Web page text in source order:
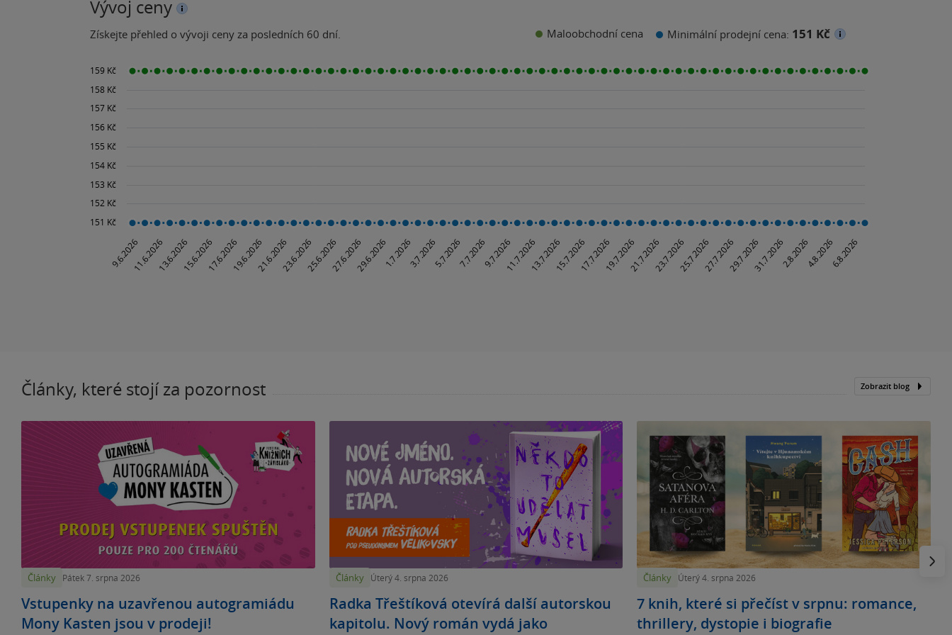
Vývoj ceny
Získejte přehled o vývoji ceny za posledních 60 dní. Maloobchodní cena Minimální prodejní cena: 151 Kč
Články, které stojí za pozornost Zobrazit blog
Články Pátek 7. srpna 2026
Vstupenky na uzavřenou autogramiádu
Mony Kasten jsou v prodeji!
Články Úterý 4. srpna 2026
Radka Třeštíková otevírá další autorskou
kapitolu. Nový román vydá jako
Články Úterý 4. srpna 2026
7 knih, které si přečíst v srpnu: romance,
thrillery, dystopie i biografie